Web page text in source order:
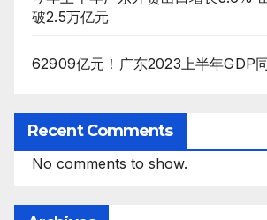
破2.5万亿元
62909亿元！广东2023上半年GDP
Recent Comments
No comments to show.